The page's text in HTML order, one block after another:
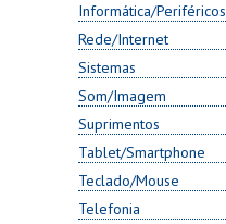
Informática/Periféricos
Rede/Internet
Sistemas
Som/Imagem
Suprimentos
Tablet/Smartphone
Teclado/Mouse
Telefonia